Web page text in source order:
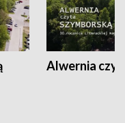
Alwernia